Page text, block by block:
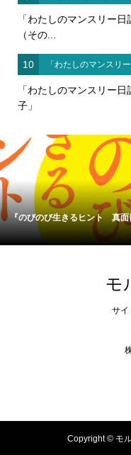
「わたしのマンスリー
（その...
10 「わたしのマンスリ
「わたしのマンスリー
子」
『のびのび生きるヒント 真面
モ
サイ
Copyright ©モ